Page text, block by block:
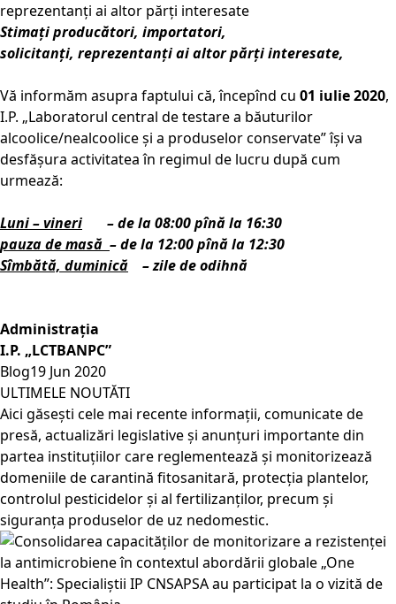
reprezentanți ai altor părți interesate
Stimați producători, importatori,
solicitanți, reprezentanți ai altor părți interesate,
Vă informăm asupra faptului că, începînd cu 01 iulie 2020,
I.P. „Laboratorul central de testare a băuturilor
alcoolice/nealcoolice și a produselor conservate” își va
desfășura activitatea în regimul de lucru după cum
urmează:
Luni – vineri – de la 08:00 pînă la 16:30
pauza de masă – de la 12:00 pînă la 12:30
Sîmbătă, duminică – zile de odihnă
Administrația
I.P. „LCTBANPC”
Blog19 Jun 2020
ULTIMELE NOUTĂTI
Aici găsești cele mai recente informații, comunicate de
presă, actualizări legislative și anunțuri importante din
partea instituțiilor care reglementează și monitorizează
domeniile de carantină fitosanitară, protecția plantelor,
controlul pesticidelor și al fertilizanților, precum și
siguranța produselor de uz nedomestic.